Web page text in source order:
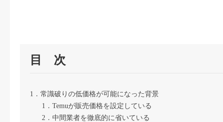
目 次
1．常識破りの低価格が可能になった背景
1．Temuが販売価格を設定している
2．中間業者を徹底的に省いている